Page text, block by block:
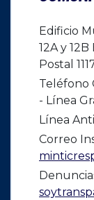
Edificio
12A y
Postal
Teléfono
- Línea
Línea
Correo